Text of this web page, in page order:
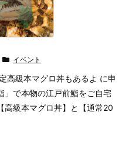
イベント
高級本マグロ丼もあるよ に申
」で本物の江戸前鮨をご自宅
高級本マグロ丼】と【通常20